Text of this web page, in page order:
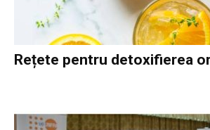
Rețete pentru detoxifierea